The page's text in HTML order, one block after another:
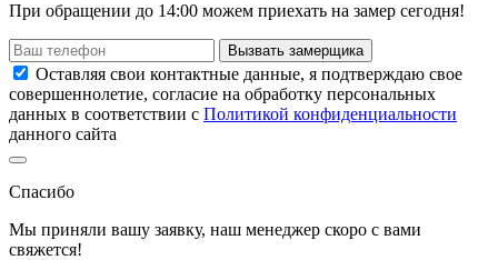
При обращении до 14:00 можем приехать на замер сегодня!
Вызвать замерщика
Оставляя свои контактные данные, я подтверждаю свое
совершеннолетие, согласие на обработку персональных
данных в соответствии с Политикой конфиденциальности
данного сайта
Спасибо
Мы приняли вашу заявку, наш менеджер скоро с вами
свяжется!